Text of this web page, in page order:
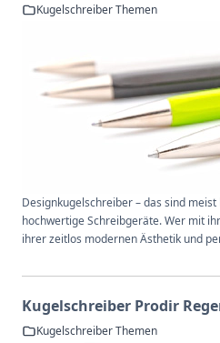
Kugelschreiber Themen
Designkugelschreiber – das sind
hochwertige Schreibgeräte. Wer mit
ihrer zeitlos modernen Ästhetik und
Kugelschreiber Prodir
Kugelschreiber Themen